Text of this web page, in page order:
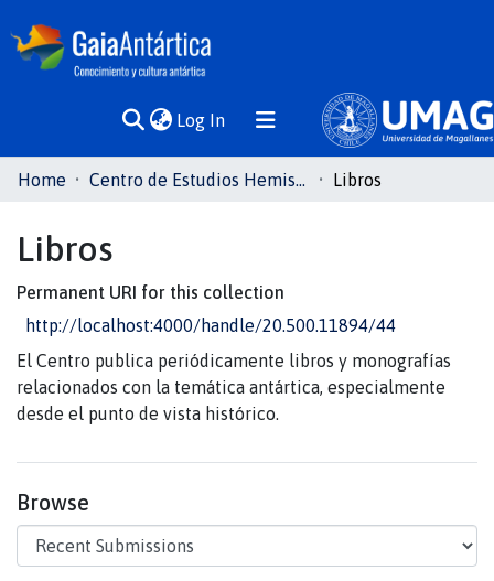
Log In(current)
Communities
All of DSpace
Home Centro de Estudios Hemisféricos y Polares Libros
Libros
Permanent URI for this collection
http://localhost:4000/handle/20.500.11894/44
El Centro publica periódicamente libros y monografías
relacionados con la temática antártica, especialmente
desde el punto de vista histórico.
Browse